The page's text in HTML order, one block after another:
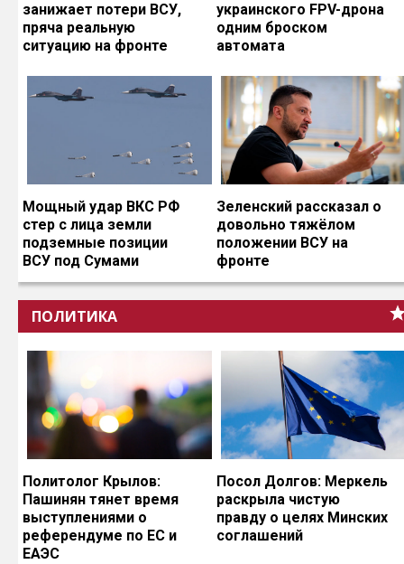
занижает потери ВСУ,
пряча реальную
ситуацию на фронте
украинского FPV-дрона
одним броском
автомата
Мощный удар ВКС РФ
стер с лица земли
подземные позиции
ВСУ под Сумами
Зеленский рассказал о
довольно тяжёлом
положении ВСУ на
фронте
ПОЛИТИКА
Политолог Крылов:
Пашинян тянет время
выступлениями о
референдуме по ЕС и
ЕАЭС
Посол Долгов: Меркель
раскрыла чистую
правду о целях Минских
соглашений